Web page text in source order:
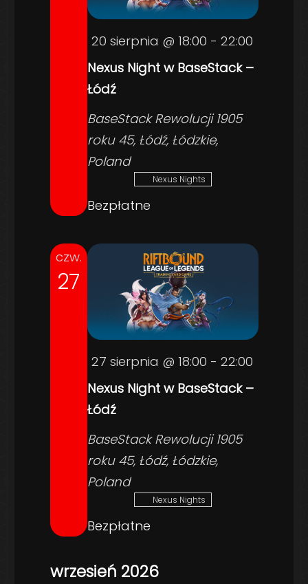
Nexus Night w BaseStack –
Łódź
20 sierpnia @ 18:00 - 22:00
BaseStackRewolucji 1905
roku 45, Łódź, Łódzkie,
Poland
Nexus Nights
Bezpłatne
czw.
27
Nexus Night w BaseStack –
Łódź
27 sierpnia @ 18:00 - 22:00
BaseStackRewolucji 1905
roku 45, Łódź, Łódzkie,
Poland
Nexus Nights
Bezpłatne
wrzesień 2026